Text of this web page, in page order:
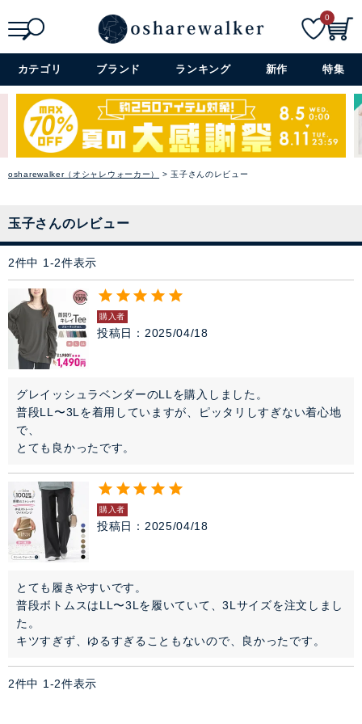
詳細検索+
0
カテゴリ ブランド ランキング 新作 特集
ワンピース
ぺチコート
アウター
シューズ
バッグ
アクセサリー
アイテム特集
SALE
雑誌掲載アイテム
閉じる
閉じる
osharewalker（オシャレウォーカー） 玉子さんのレビュー
玉子さんのレビュー
2件中 1 -2件表示
購入者
投稿日 2025/04/18
グレイッシュラベンダーのLLを購入しました。
普段LL〜3Lを着用していますが、ピッタリしすぎない着心地
で、
とても良かったです。
購入者
投稿日 2025/04/18
とても履きやすいです。
普段ボトムスはLL〜3Lを履いていて、3Lサイズを注文しまし
た。
キツすぎず、ゆるすぎることもないので、良かったです。
2件中 1 -2件表示